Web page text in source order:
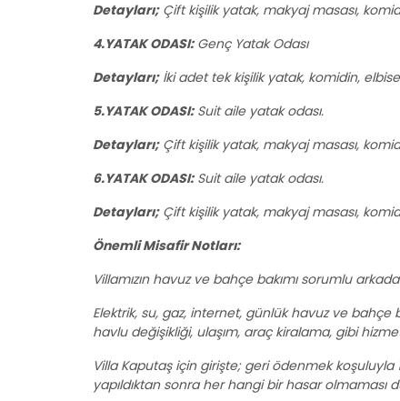
Detayları;Çift kişilik yatak, makyaj masası,
4.YATAK ODASI:Genç Yatak Odası
Detayları;İki adet tek kişilik yatak, komidin,
5.YATAK ODASI:Suit aile yatak odası.
Detayları;Çift kişilik yatak, makyaj masası,
6.YATAK ODASI:Suit aile yatak odası.
Detayları;Çift kişilik yatak, makyaj masası,
Önemli Misafir Notları:
Villamızın havuz ve bahçe bakımı sorumlu
Elektrik, su, gaz, internet, günlük havuz ve bahçe
havlu değişikliği, ulaşım, araç kiralama, gibi
Villa Kaputaş için girişte; geri ödenmek koşuluyla
yapıldıktan sonra her hangi bir hasar olmaması